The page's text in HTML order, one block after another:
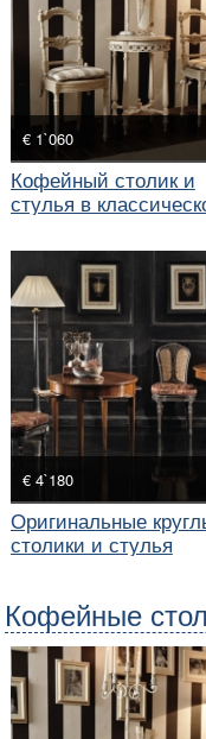
€ 1`060
Кофейный столик и
стулья в
€ 4`180
Оригинальные
столики и стулья
Кофейные